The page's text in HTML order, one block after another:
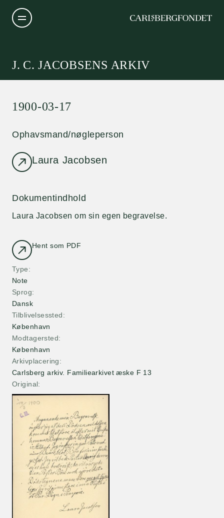
J. C. JACOBSENS ARKIV
Hent som PDF
Type
Note
Sprog
Dansk
Tilblivelsessted
København
Modtagersted
København
Arkivplacering
Carlsberg arkiv. Familiearkivet æske F 13
Original
1900-03-17
Ophavsmand/nøgleperson
Laura Jacobsen
Dokumentindhold
Laura Jacobsen om sin egen begravelse.